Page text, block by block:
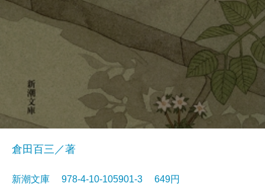
倉田百三／著
新潮文庫 978-4-10-105901-3 649円